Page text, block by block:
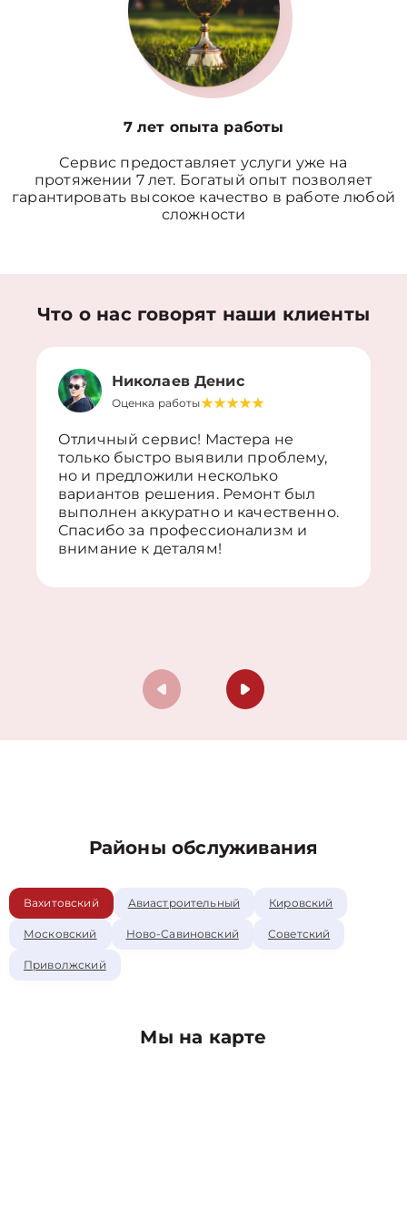
7 лет опыта работы
Сервис предоставляет услуги уже на
протяжении 7 лет. Богатый опыт позволяет
гарантировать высокое качество в работе любой
сложности
Что о нас говорят наши клиенты
Николаев Денис
Оценка работы
Отличный сервис! Мастера не
только быстро выявили проблему,
но и предложили несколько
вариантов решения. Ремонт был
выполнен аккуратно и качественно.
Спасибо за профессионализм и
внимание к деталям!
Районы обслуживания
Вахитовский Авиастроительный Кировский
Московский Ново-Савиновский Советский
Приволжский
Мы на карте